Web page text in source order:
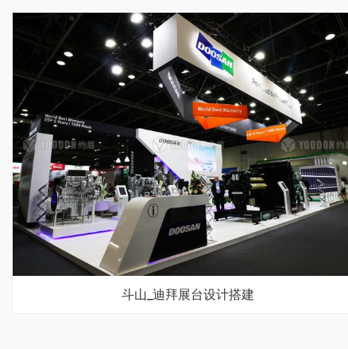
斗山_迪拜展台设计搭建